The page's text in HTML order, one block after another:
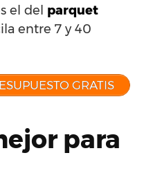
el del parquet
entre 7 y 40
GRATIS
para